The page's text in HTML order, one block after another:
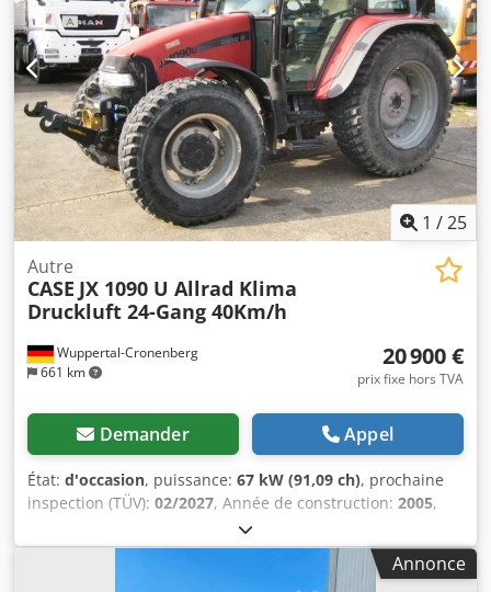
fonte assure une grande précision et une durabilité à long
terme. Caractéristiques techniques : Fabricant : Karl
Tränklein Type : Case Bender / machine de formage de dos
Largeur de travail : environ 600 mm Réglage de la pression
des rouleaux Construction stable en fonte Entraînement
électrique Table de travail État : d’occasion Applications :
production de livres à couverture rigide, Dedpjziwnbjfx
Aqtjck ateliers de reliure, imprimeries, entreprises d’arts
graphiques, production d’albums, de catalogues et de
couvertures.
1 /25
Wuppertal-Cronenberg
661 km
Autre
CASE JX 1090 U Allrad Klima
Druckluft 24-Gang 40Km/h
20 900 €
prix fixe hors TVA
Demander Appel
État: d'occasion, puissance: 67 kW (91,09 ch), prochaine
inspection (TÜV): 02/2027, Année de construction: 2005,
9 560 h
climatisation, transmission intégrale, Tracteur allemand,
en service jusqu'à récemment. 2ème main, utilisé parAnnonce